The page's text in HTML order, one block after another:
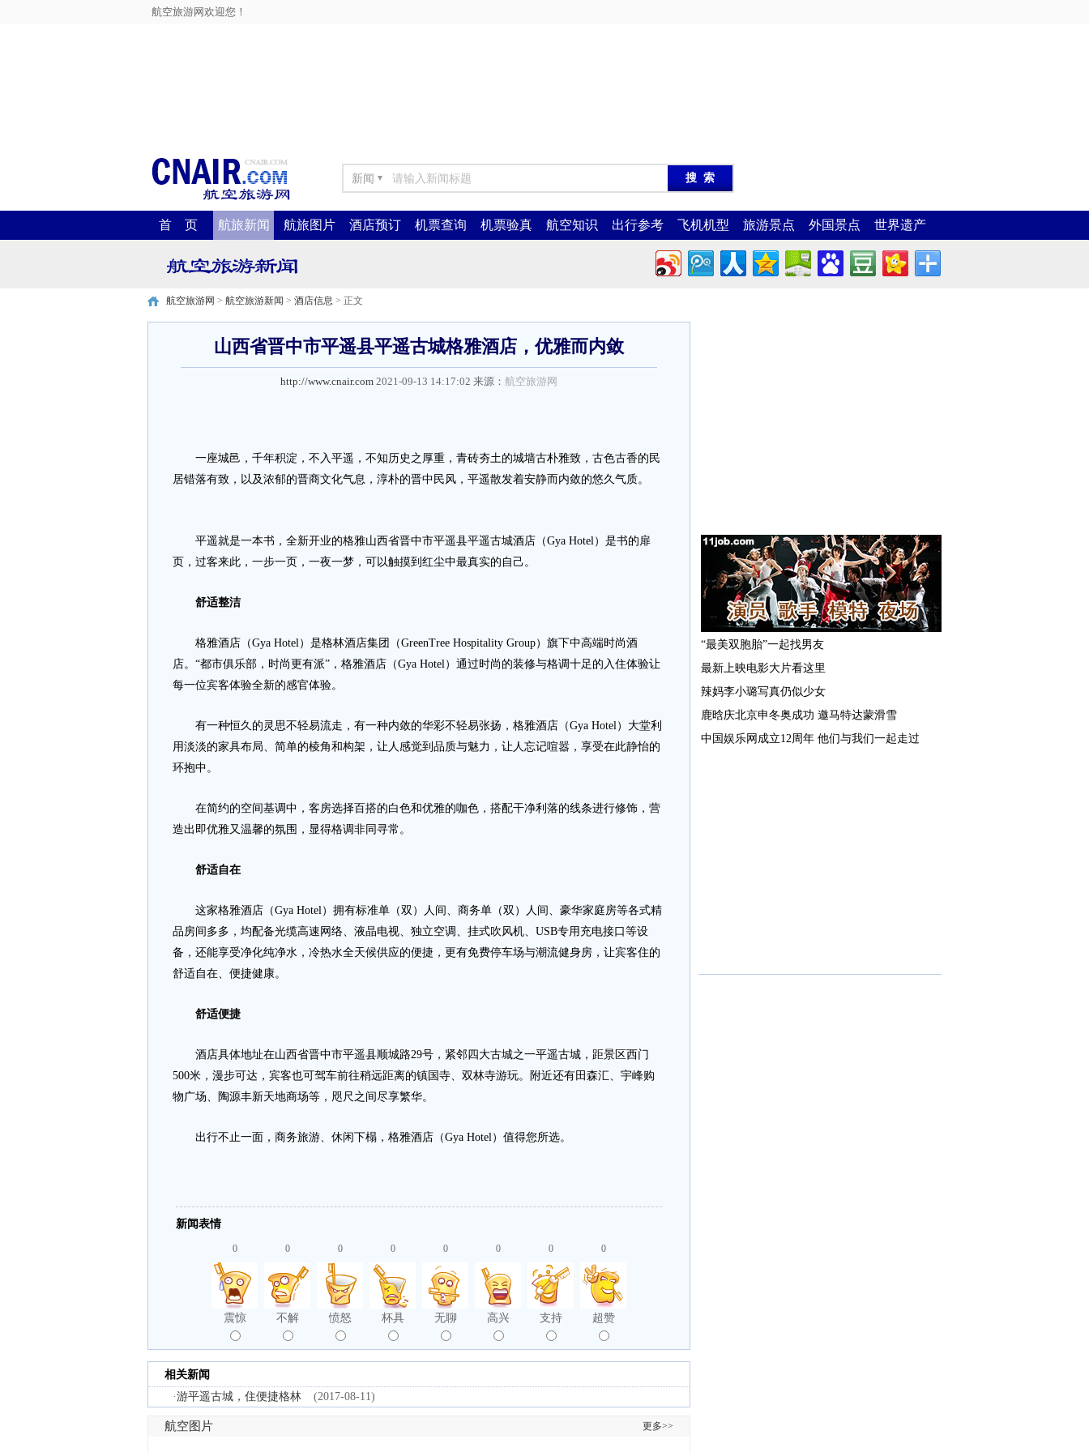
航空旅游网欢迎您！
新闻 ▼
首 页 航旅新闻 航旅图片 酒店预订 机票查询 机票验真 航空知识 出行参考 飞机机型 旅游景点 外国景点 世界遗产
航空旅游网 > 航空旅游新闻 > 酒店信息 > 正文
山西省晋中市平遥县平遥古城格雅酒店，优雅而内敛
http://www.cnair.com 2021-09-13 14:17:02 来源： 航空旅游网
一座城邑，千年积淀，不入平遥，不知历史之厚重，青砖夯土的城墙古朴雅致，古色古香的民
居错落有致，以及浓郁的晋商文化气息，淳朴的晋中民风，平遥散发着安静而内敛的悠久气质。
平遥就是一本书，全新开业的格雅山西省晋中市平遥县平遥古城酒店（Gya Hotel）是书的扉
页，过客来此，一步一页，一夜一梦，可以触摸到红尘中最真实的自己。
舒适整洁
格雅酒店（Gya Hotel）是格林酒店集团（GreenTree Hospitality Group）旗下中高端时尚酒
店。“都市俱乐部，时尚更有派”，格雅酒店（Gya Hotel）通过时尚的装修与格调十足的入住体验让
每一位宾客体验全新的感官体验。
有一种恒久的灵思不轻易流走，有一种内敛的华彩不轻易张扬，格雅酒店（Gya Hotel）大堂利
用淡淡的家具布局、简单的棱角和构架，让人感觉到品质与魅力，让人忘记喧嚣，享受在此静怡的
环抱中。
在简约的空间基调中，客房选择百搭的白色和优雅的咖色，搭配干净利落的线条进行修饰，营
造出即优雅又温馨的氛围，显得格调非同寻常。
舒适自在
这家格雅酒店（Gya Hotel）拥有标准单（双）人间、商务单（双）人间、豪华家庭房等各式精
品房间多多，均配备光缆高速网络、液晶电视、独立空调、挂式吹风机、USB专用充电接口等设
备，还能享受净化纯净水，冷热水全天候供应的便捷，更有免费停车场与潮流健身房，让宾客住的
舒适自在、便捷健康。
舒适便捷
酒店具体地址在山西省晋中市平遥县顺城路29号，紧邻四大古城之一平遥古城，距景区西门
500米，漫步可达，宾客也可驾车前往稍远距离的镇国寺、双林寺游玩。附近还有田森汇、宇峰购
物广场、陶源丰新天地商场等，咫尺之间尽享繁华。
出行不止一面，商务旅游、休闲下榻，格雅酒店（Gya Hotel）值得您所选。
新闻表情
0
震惊
0
不解
0
愤怒
0
杯具
0
无聊
0
高兴
0
支持
0
超赞
相关新闻
·游平遥古城，住便捷格林 (2017-08-11)
航空图片 更多>>